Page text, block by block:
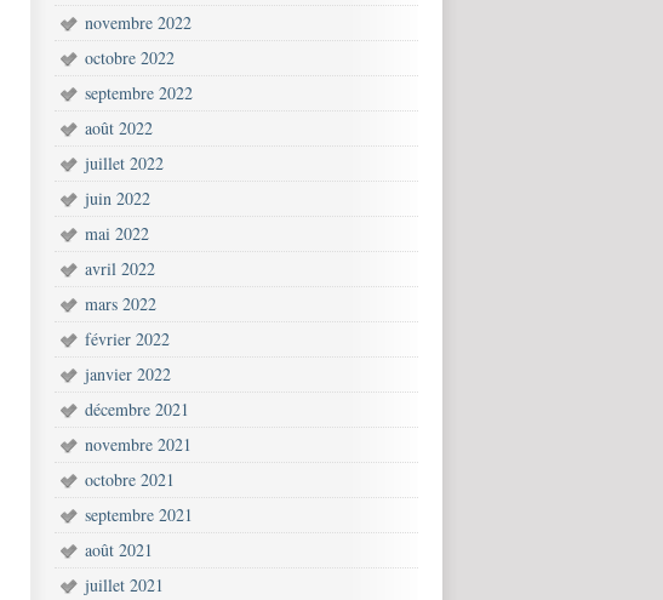
novembre 2022
octobre 2022
septembre 2022
août 2022
juillet 2022
juin 2022
mai 2022
avril 2022
mars 2022
février 2022
janvier 2022
décembre 2021
novembre 2021
octobre 2021
septembre 2021
août 2021
juillet 2021